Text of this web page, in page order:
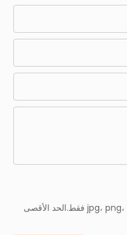
*يرجى تحميل ملفات jpg، png، pdf، dxf، dwg فقط.الحد الأقصى